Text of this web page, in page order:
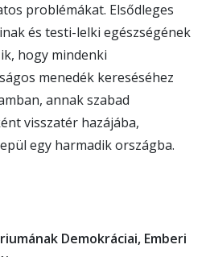
problémákat. Elsődleges
és testi-lelki egészségének
hogy mindenki
menedék kereséséhez
annak szabad
visszatér hazájába,
egy harmadik országba.
Demokráciai, Emberi
FRISSÍTÉSEKRE,